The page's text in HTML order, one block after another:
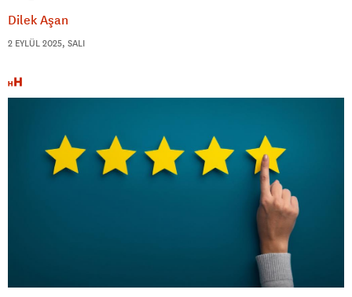
Dilek Aşan
2 EYLÜL 2025, SALI